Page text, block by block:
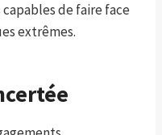
de faire face
extrêmes.